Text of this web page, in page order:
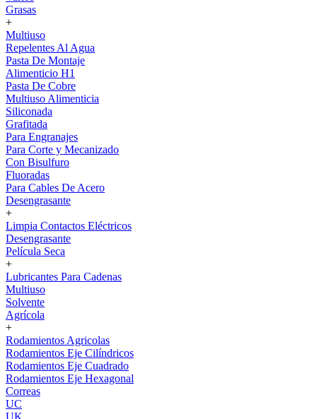
Grasas
+
Multiuso
Repelentes Al Agua
Pasta De Montaje
Alimenticio H1
Pasta De Cobre
Multiuso Alimenticia
Siliconada
Grafitada
Para Engranajes
Para Corte y Mecanizado
Con Bisulfuro
Fluoradas
Para Cables De Acero
Desengrasante
+
Limpia Contactos Eléctricos
Desengrasante
Película Seca
+
Lubricantes Para Cadenas
Multiuso
Solvente
Agrícola
+
Rodamientos Agricolas
Rodamientos Eje Cilíndricos
Rodamientos Eje Cuadrado
Rodamientos Eje Hexagonal
Correas
UC
UK